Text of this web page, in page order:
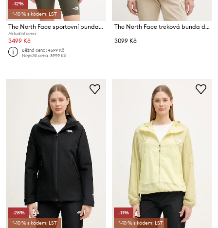
-12%
*-10 % s kódem: LST
The North Face sportovní bunda dámská FONTANALES
Aktuální cena:
3499 Kč
Běžná cena:4699 Kč
Nejnižší cena:3999 Kč
The North Face treková bunda dámská Quest
3099 Kč
-28%
*-10 % s kódem: LST
-11%
*-10 % s kódem: LST